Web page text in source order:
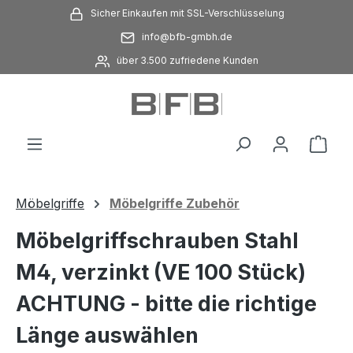
Zum Hauptinhalt springenSicher Einkaufen mit SSL-Verschlüsselung
info@bfb-gmbh.de
über 3.500 zufriedene Kunden
Möbelgriffe Möbelgriffe Zubehör
Möbelgriffschrauben Stahl
M4, verzinkt (VE 100 Stück)
ACHTUNG - bitte die richtige
Länge auswählen